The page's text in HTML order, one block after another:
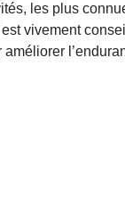
les plus
vivement